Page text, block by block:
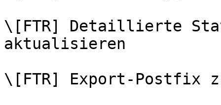
\[FTR] Detaillierte
aktualisieren
\[FTR] Export-Postfix